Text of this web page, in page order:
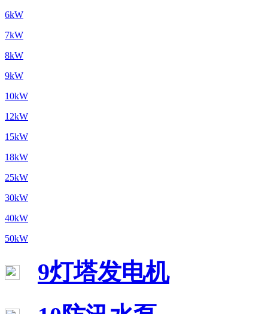
6kW
7kW
8kW
9kW
10kW
12kW
15kW
18kW
25kW
30kW
40kW
50kW
9灯塔发电机